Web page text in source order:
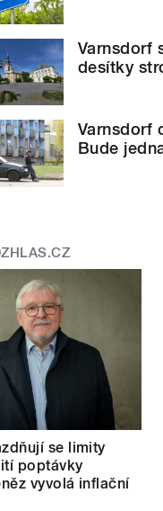
Varnsdorf
desítky
Varnsdorf
Bude
se limity
poptávky
vyvolá inflační